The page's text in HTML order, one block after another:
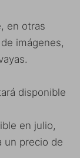
en otras
imágenes,
disponible
en julio,
un precio de